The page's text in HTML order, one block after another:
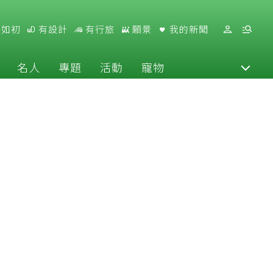
初 有設計 有行旅 願景 我的新聞
名人 專題 活動 寵物